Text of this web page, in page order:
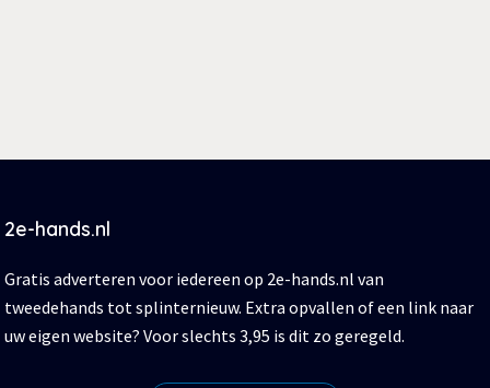
2e-hands.nl
Gratis adverteren voor iedereen op 2e-hands.nl van
tweedehands tot splinternieuw. Extra opvallen of een link naar
uw eigen website? Voor slechts 3,95 is dit zo geregeld.